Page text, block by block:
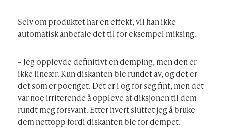
Selv om produktet har en effekt, vil han ikke
automatisk anbefale det til for eksempel miksing.
– Jeg opplevde definitivt en demping, men den er
ikke lineær. Kun diskanten ble rundet av, og det er
det som er poenget. Det er i og for seg fint, men det
var noe irriterende å oppleve at diksjonen til dem
rundt meg forsvant. Etter hvert sluttet jeg å bruke
dem nettopp fordi diskanten ble for dempet.